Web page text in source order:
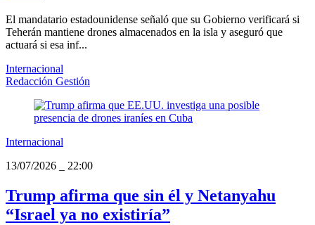
El mandatario estadounidense señaló que su Gobierno verificará si
Teherán mantiene drones almacenados en la isla y aseguró que
actuará si esa inf...
Internacional
Redacción Gestión
Internacional
13/07/2026
22:00
Trump afirma que sin él y Netanyahu
“Israel ya no existiría”